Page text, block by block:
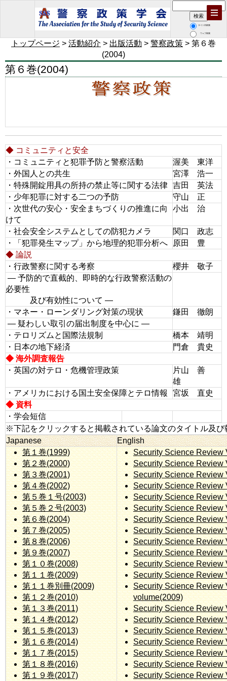
サイト内検索
ウェブ検索
トップページ > 活動紹介 > 出版活動 > 警察政策 > 第６巻
(2004)
第６巻(2004)
◆ コミュニティと安全
・コミュニティと犯罪予防と警察活動
渥美 東洋
・外国人との共生
宮澤 浩一
・特殊開錠用具の所持の禁止等に関する法律 吉田 英法
・少年犯罪に対する二つの予防
守山 正
・次世代の安心・安全まちづくりの推進に向
けて
小出 治
・社会安全システムとしての防犯カメラ
関口 政志
・「犯罪発生マップ」から地理的犯罪分析へ
原田 豊
◆ 論説
・行政警察に関する考察
櫻井 敬子
― 予防的で直截的、即時的な行政警察活動の
必要性
及び有効性について ―
・マネー・ローンダリング対策の現状
鎌田 徹朗
― 疑わしい取引の届出制度を中心に ―
・テロリズムと国際法規制
橋本 靖明
・日本の地下経済
門倉 貴史
◆ 海外調査報告
・英国の対テロ・危機管理政策
片山 善
雄
・アメリカにおける国土安全保障とテロ情報
宮坂 直史
◆ 資料
・学会短信
※下記をクリックすると掲載されている論文のタイトル及
Japanese
English
第１巻(1999)
第２巻(2000)
第３巻(2001)
第４巻(2002)
第５巻１号(2003)
第５巻２号(2003)
第６巻(2004)
第７巻(2005)
第８巻(2006)
第９巻(2007)
第１０巻(2008)
第１１巻(2009)
第１１巻別冊(2009)
第１２巻(2010)
第１３巻(2011)
第１４巻(2012)
第１５巻(2013)
第１６巻(2014)
第１７巻(2015)
第１８巻(2016)
第１９巻(2017)
Security Science Review
Security Science Review
Security Science Review
Security Science Review
Security Science Review
Security Science Review
Security Science Review
Security Science Review
Security Science Review
Security Science Review
Security Science Review
Security Science Review
Security Science Review
volume(2009)
Security Science Review
Security Science Review
Security Science Review
Security Science Review
Security Science Review
Security Science Review
Security Science Review